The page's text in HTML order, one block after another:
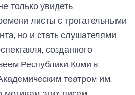
только увидеть
листы с трогательными
но и стать слушателями
созданного
Республики Коми в
театром им.